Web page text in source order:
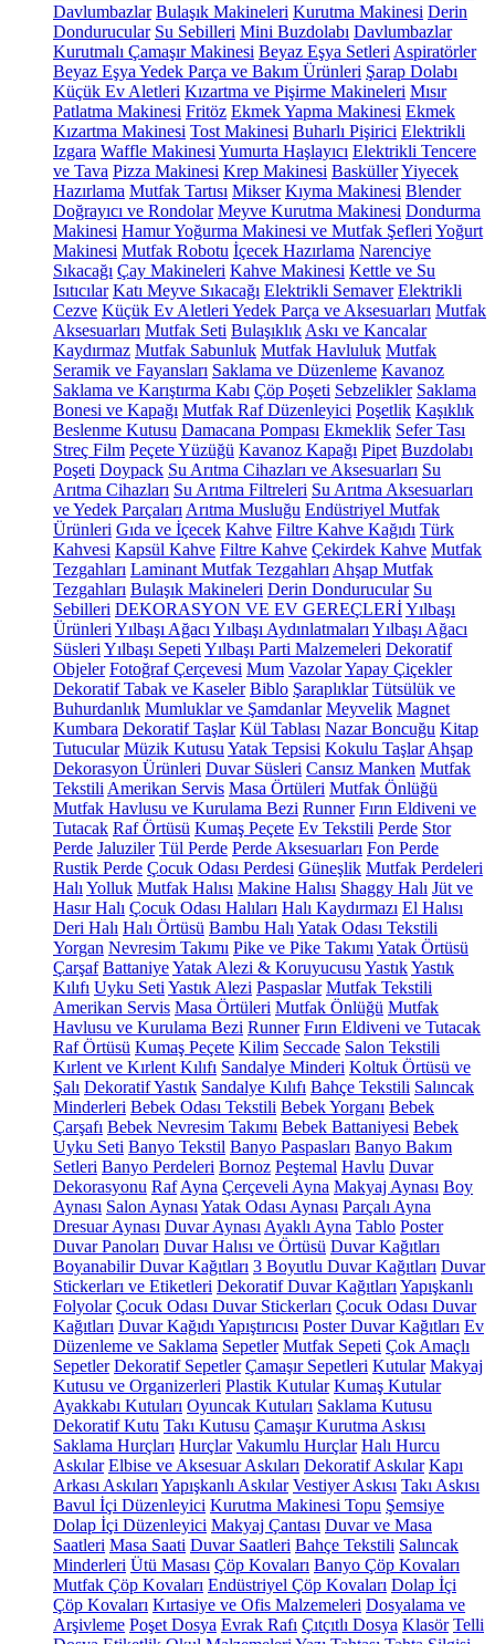
Davlumbazlar Bulaşık Makineleri Kurutma Makinesi Derin
Dondurucular Su Sebilleri Mini Buzdolabı Davlumbazlar
Kurutmalı Çamaşır Makinesi Beyaz Eşya Setleri Aspiratörler
Beyaz Eşya Yedek Parça ve Bakım Ürünleri Şarap Dolabı
Küçük Ev Aletleri Kızartma ve Pişirme Makineleri Mısır
Patlatma Makinesi Fritöz Ekmek Yapma Makinesi Ekmek
Kızartma Makinesi Tost Makinesi Buharlı Pişirici Elektrikli
Izgara Waffle Makinesi Yumurta Haşlayıcı Elektrikli Tencere
ve Tava Pizza Makinesi Krep Makinesi BasküllerYiyecek
Hazırlama Mutfak Tartısı Mikser Kıyma Makinesi Blender
Doğrayıcı ve Rondolar Meyve Kurutma Makinesi Dondurma
Makinesi Hamur Yoğurma Makinesi ve Mutfak Şefleri Yoğurt
Makinesi Mutfak Robotu İçecek Hazırlama Narenciye
Sıkacağı Çay Makineleri Kahve Makinesi Kettle ve Su
Isıtıcılar Katı Meyve Sıkacağı Elektrikli Semaver Elektrikli
Cezve Küçük Ev Aletleri Yedek Parça ve Aksesuarları Mutfak
Aksesuarları Mutfak Seti Bulaşıklık Askı ve Kancalar
Kaydırmaz Mutfak Sabunluk Mutfak Havluluk Mutfak
Seramik ve Fayansları Saklama ve Düzenleme Kavanoz
Saklama ve Karıştırma Kabı Çöp Poşeti Sebzelikler Saklama
Bonesi ve Kapağı Mutfak Raf Düzenleyici Poşetlik Kaşıklık
Beslenme Kutusu Damacana Pompası Ekmeklik Sefer Tası
Streç Film Peçete Yüzüğü Kavanoz Kapağı Pipet Buzdolabı
Poşeti Doypack Su Arıtma Cihazları ve Aksesuarları Su
Arıtma Cihazları Su Arıtma Filtreleri Su Arıtma Aksesuarları
ve Yedek Parçaları Arıtma Musluğu Endüstriyel Mutfak
Ürünleri Gıda ve İçecek Kahve Filtre Kahve Kağıdı Türk
Kahvesi Kapsül Kahve Filtre Kahve Çekirdek Kahve Mutfak
Tezgahları Laminant Mutfak Tezgahları Ahşap Mutfak
Tezgahları Bulaşık Makineleri Derin Dondurucular Su
Sebilleri DEKORASYON VE EV GEREÇLERİYılbaşı
Ürünleri Yılbaşı Ağacı Yılbaşı Aydınlatmaları Yılbaşı Ağacı
Süsleri Yılbaşı Sepeti Yılbaşı Parti Malzemeleri Dekoratif
Objeler Fotoğraf Çerçevesi Mum VazolarYapay Çiçekler
Dekoratif Tabak ve Kaseler Biblo Şaraplıklar Tütsülük ve
Buhurdanlık Mumluklar ve Şamdanlar Meyvelik Magnet
Kumbara Dekoratif Taşlar Kül Tablası Nazar Boncuğu Kitap
Tutucular Müzik Kutusu Yatak Tepsisi Kokulu Taşlar Ahşap
Dekorasyon Ürünleri Duvar Süsleri Cansız Manken Mutfak
Tekstili Amerikan Servis Masa Örtüleri Mutfak Önlüğü
Mutfak Havlusu ve Kurulama Bezi Runner Fırın Eldiveni ve
Tutacak Raf Örtüsü Kumaş Peçete Ev Tekstili Perde Stor
Perde Jaluziler Tül Perde Perde Aksesuarları Fon Perde
Rustik Perde Çocuk Odası Perdesi Güneşlik Mutfak Perdeleri
Halı Yolluk Mutfak Halısı Makine Halısı Shaggy Halı Jüt ve
Hasır Halı Çocuk Odası Halıları Halı Kaydırmazı El Halısı
Deri Halı Halı Örtüsü Bambu Halı Yatak Odası Tekstili
Yorgan Nevresim Takımı Pike ve Pike Takımı Yatak Örtüsü
Çarşaf BattaniyeYatak Alezi & Koruyucusu YastıkYastık
Kılıfı Uyku Seti Yastık Alezi Paspaslar Mutfak Tekstili
Amerikan Servis Masa Örtüleri Mutfak Önlüğü Mutfak
Havlusu ve Kurulama Bezi Runner Fırın Eldiveni ve Tutacak
Raf Örtüsü Kumaş Peçete Kilim Seccade Salon Tekstili
Kırlent ve Kırlent Kılıfı Sandalye Minderi Koltuk Örtüsü ve
Şalı Dekoratif Yastık Sandalye Kılıfı Bahçe Tekstili Salıncak
Minderleri Bebek Odası Tekstili Bebek Yorganı Bebek
Çarşafı Bebek Nevresim Takımı Bebek Battaniyesi Bebek
Uyku Seti Banyo Tekstil Banyo Paspasları Banyo Bakım
Setleri Banyo Perdeleri Bornoz Peştemal Havlu Duvar
Dekorasyonu Raf Ayna Çerçeveli Ayna Makyaj Aynası Boy
Aynası Salon Aynası Yatak Odası Aynası Parçalı Ayna
Dresuar Aynası Duvar Aynası Ayaklı Ayna Tablo Poster
Duvar Panoları Duvar Halısı ve Örtüsü Duvar Kağıtları
Boyanabilir Duvar Kağıtları 3 Boyutlu Duvar Kağıtları Duvar
Stickerları ve Etiketleri Dekoratif Duvar Kağıtları Yapışkanlı
Folyolar Çocuk Odası Duvar Stickerları Çocuk Odası Duvar
Kağıtları Duvar Kağıdı Yapıştırıcısı Poster Duvar Kağıtları Ev
Düzenleme ve Saklama Sepetler Mutfak Sepeti Çok Amaçlı
Sepetler Dekoratif Sepetler Çamaşır Sepetleri Kutular Makyaj
Kutusu ve Organizerleri Plastik Kutular Kumaş Kutular
Ayakkabı Kutuları Oyuncak Kutuları Saklama Kutusu
Dekoratif Kutu Takı Kutusu Çamaşır Kurutma Askısı
Saklama Hurçları Hurçlar Vakumlu Hurçlar Halı Hurcu
Askılar Elbise ve Aksesuar Askıları Dekoratif Askılar Kapı
Arkası Askıları Yapışkanlı Askılar Vestiyer Askısı Takı Askısı
Bavul İçi Düzenleyici Kurutma Makinesi Topu Şemsiye
Dolap İçi Düzenleyici Makyaj Çantası Duvar ve Masa
Saatleri Masa Saati Duvar Saatleri Bahçe Tekstili Salıncak
Minderleri Ütü Masası Çöp Kovaları Banyo Çöp Kovaları
Mutfak Çöp Kovaları Endüstriyel Çöp Kovaları Dolap İçi
Çöp Kovaları Kırtasiye ve Ofis Malzemeleri Dosyalama ve
Arşivleme Poşet Dosya Evrak Rafı Çıtçıtlı Dosya Klasör Telli